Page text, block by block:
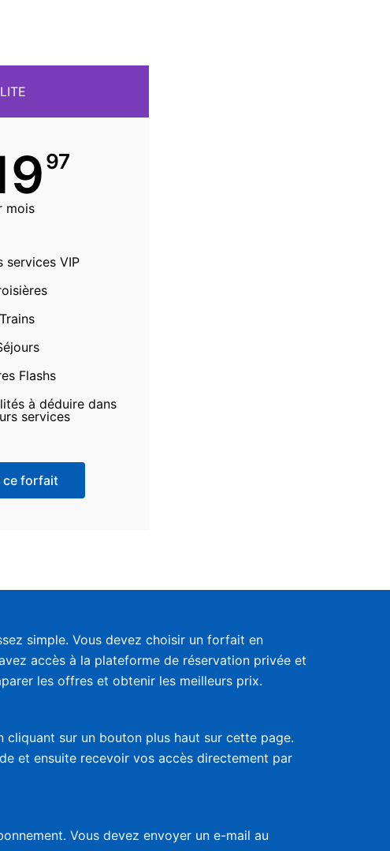
97
mois
services VIP
Trains
Flashs
à déduire dans
services
ce forfait
simple. Vous devez choisir un forfait en
accès à la plateforme de réservation privée et
les offres et obtenir les meilleurs prix.
cliquant sur un bouton plus haut sur cette page.
et ensuite recevoir vos accès directement par
Vous devez envoyer un e-mail au